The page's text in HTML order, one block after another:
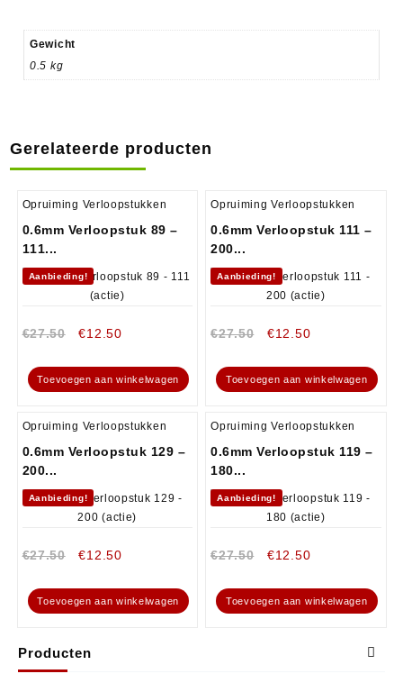
Producten
Gewicht
0.5 kg
Gerelateerde producten
Opruiming Verloopstukken
0.6mm Verloopstuk 89 –
111...
Aanbieding!
€27.50 €12.50
Toevoegen aan winkelwagen
Opruiming Verloopstukken
0.6mm Verloopstuk 111 –
200...
Aanbieding!
€27.50 €12.50
Toevoegen aan winkelwagen
Opruiming Verloopstukken
0.6mm Verloopstuk 129 –
200...
Aanbieding!
€27.50 €12.50
Toevoegen aan winkelwagen
Opruiming Verloopstukken
0.6mm Verloopstuk 119 –
180...
Aanbieding!
€27.50 €12.50
Toevoegen aan winkelwagen